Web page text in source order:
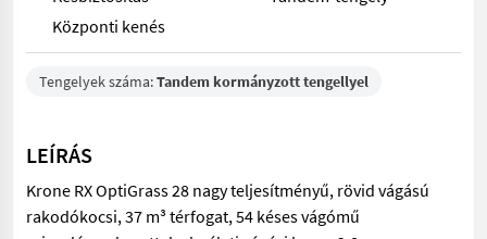
Központi kenés
Tengelyek száma:Tandem kormányzott tengellyel
LEÍRÁS
Krone RX OptiGrass 28 nagy teljesítményű, rövid vágású
rakodókocsi, 37 m³ térfogat, 54 késes vágómű